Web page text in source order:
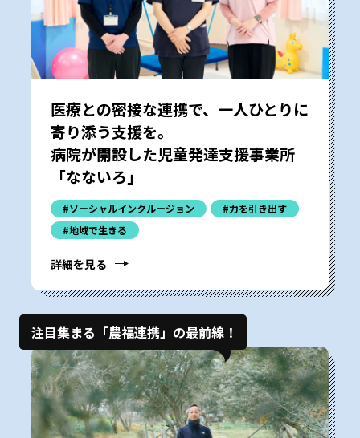
医療との密接な連携で、一人ひとりに
寄り添う支援を。
病院が開設した児童発達支援事業所
「なないろ」
#ソーシャルインクルージョン
#力を引き出す
#地域で生きる
詳細を見る
注目集まる「農福連携」の最前線！